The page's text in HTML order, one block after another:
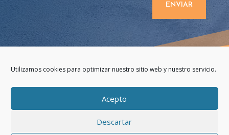
Utilizamos cookies para optimizar nuestro sitio web y nuestro servicio.
Acepto
Descartar
ENVIAR
MBforklift Cádiz todos los derechos reservados 2020 ©
Política de cookiesPolítica de privacidad
Fregadoras Industriales Cádiz y Sevilla